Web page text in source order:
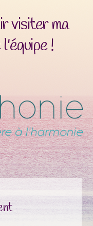
visiter ma
!